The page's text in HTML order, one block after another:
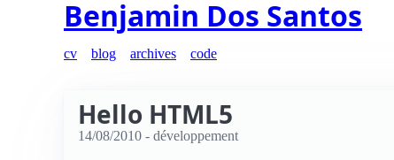
Benjamin Dos Santos
cv blog archives code
Hello HTML5
14/08/2010 - développement